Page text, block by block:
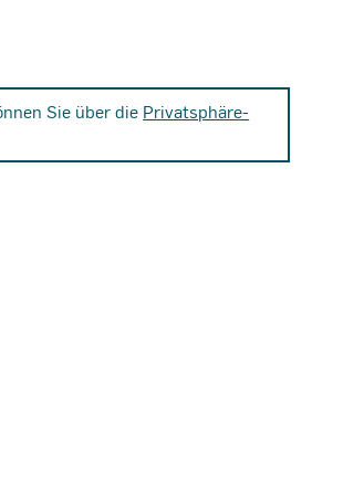
Sie über die Privatsphäre-